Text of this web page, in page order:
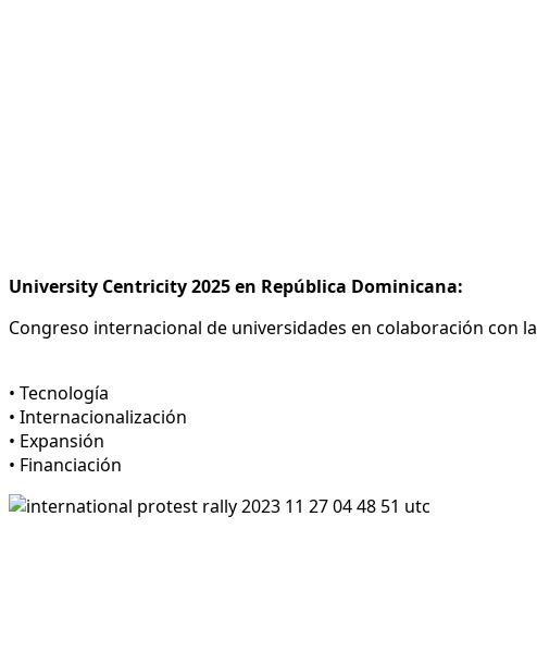
University Centricity 2025 en República Dominicana:
Congreso internacional de universidades en colaboración con
• Tecnología
• Internacionalización
• Expansión
• Financiación